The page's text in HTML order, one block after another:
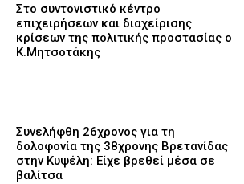
Στο συντονιστικό κέντρο
επιχειρήσεων και διαχείρισης
κρίσεων της πολιτικής προστασίας ο
Κ.Μητσοτάκης
Συνελήφθη 26χρονος για τη
δολοφονία της 38χρονης Βρετανίδας
στην Κυψέλη: Είχε βρεθεί μέσα σε
βαλίτσα